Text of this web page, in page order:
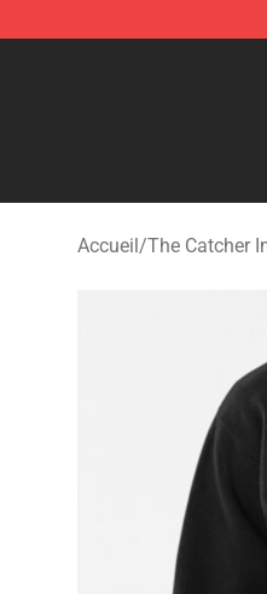
The Catcher In The
Accueil/The Catcher